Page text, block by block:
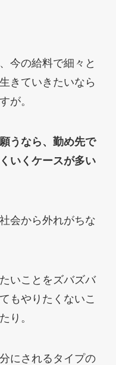
今の給料で細々と
きていきたいなら
が。
うなら、勤め先で
いくケースが多い
会から外れがちな
いことをズバズバ
もやりたくないこ
り。
にされるタイプの